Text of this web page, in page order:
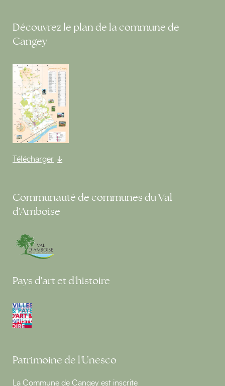
Découvrez le plan de la commune de
Cangey
Télécharger
Communauté de communes du Val
d'Amboise
Pays d'art et d'histoire
Patrimoine de l'Unesco
La Commune de Cangey est inscrite